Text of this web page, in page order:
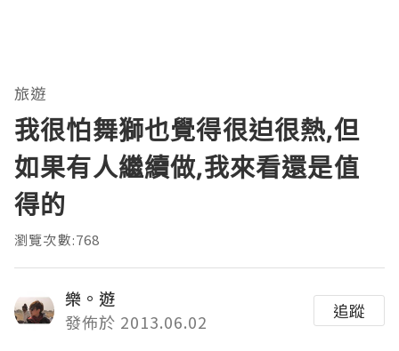
旅遊
我很怕舞獅也覺得很迫很熱,但
如果有人繼續做,我來看還是值
得的
瀏覽次數:768
樂。遊
發佈於 2013.06.02
追蹤